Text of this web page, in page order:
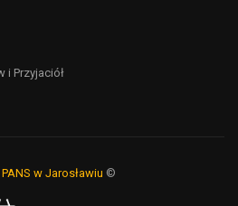
i Przyjaciół
PANS w Jarosławiu ©